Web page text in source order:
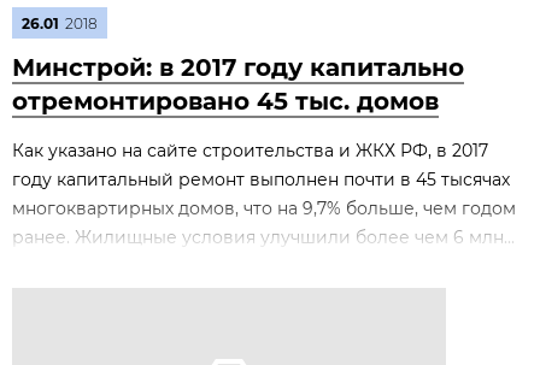
26.01 2018
Минстрой: в 2017 году капитально
отремонтировано 45 тыс. домов
Как указано на сайте строительства и ЖКХ РФ, в 2017
году капитальный ремонт выполнен почти в 45 тысячах
многоквартирных домов, что на 9,7% больше, чем годом
ранее. Жилищные условия улучшили более чем 6 млн...